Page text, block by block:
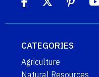
CATEGORIES
Agriculture
Natural Resources